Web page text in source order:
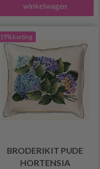
winkelwagen
19% korting
BRODERIKIT PUDE
HORTENSIA